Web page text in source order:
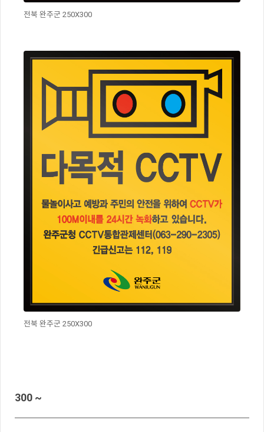
전북 완주군 250X300
전북 완주군 250X300
300 ~